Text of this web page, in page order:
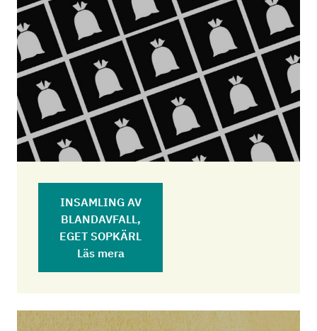
INSAMLING AV
BLANDAVFALL,
EGET SOPKÄRL
Läs mera